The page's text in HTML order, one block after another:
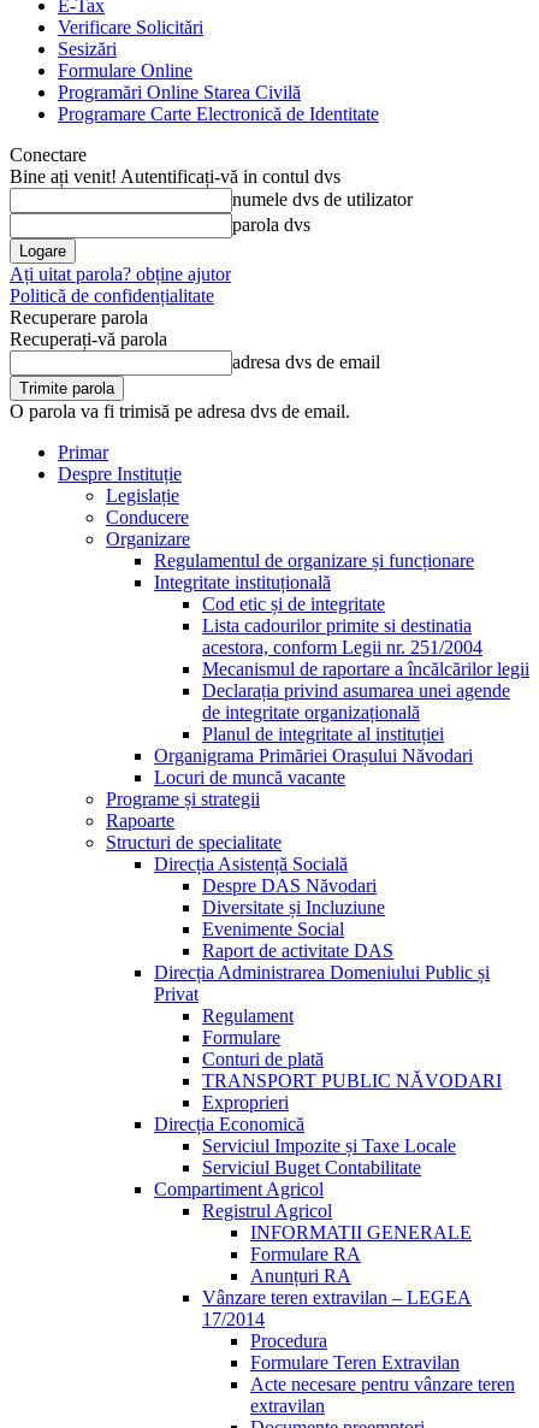
E-Tax
Verificare Solicitări
Sesizări
Formulare Online
Programări Online Starea Civilă
Programare Carte Electronică de Identitate
Conectare
Bine ați venit! Autentificați-vă in contul dvs
numele dvs de utilizator
parola dvs
Ați uitat parola? obține ajutor
Politică de confidențialitate
Recuperare parola
Recuperați-vă parola
adresa dvs de email
O parola va fi trimisă pe adresa dvs de email.
Primar
Despre Instituție
Legislație
Conducere
Organizare
Regulamentul de organizare și funcționare
Integritate instituțională
Cod etic și de integritate
Lista cadourilor primite si destinatia
acestora, conform Legii nr. 251/2004
Mecanismul de raportare a încălcărilor legii
Declarația privind asumarea unei agende
de integritate organizațională
Planul de integritate al instituției
Organigrama Primăriei Orașului Năvodari
Locuri de muncă vacante
Programe și strategii
Rapoarte
Structuri de specialitate
Direcția Asistență Socială
Despre DAS Năvodari
Diversitate și Incluziune
Evenimente Social
Raport de activitate DAS
Direcția Administrarea Domeniului Public și
Privat
Regulament
Formulare
Conturi de plată
TRANSPORT PUBLIC NĂVODARI
Exproprieri
Direcția Economică
Serviciul Impozite și Taxe Locale
Serviciul Buget Contabilitate
Compartiment Agricol
Registrul Agricol
INFORMATII GENERALE
Formulare RA
Anunțuri RA
Vânzare teren extravilan – LEGEA
17/2014
Procedura
Formulare Teren Extravilan
Acte necesare pentru vânzare teren
extravilan